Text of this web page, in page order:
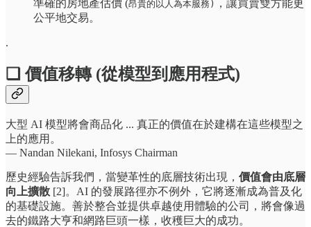
準確的房地產估價 (昂貴的以人為本服務)
，讓買賣雙方能更
公平地交易。
.
❏ 價值移轉 (從模型到應用程式)
大型 AI 模型將會商品化 ... 真正的價值在於建構在這些模型之
上的應用。
— Nandan Nilekani, Infosys Chairman
歷史經驗告訴我們，當變革性的底層技術出現， 價值會由底層
向上擴散 [2]。AI 的發展路徑亦不例外，它將逐漸成為普及化
的基礎設施。善於整合並提供卓越使用體驗的公司，將會像過
去的鐵路大亨和網路巨頭一樣，收穫巨大的成功。